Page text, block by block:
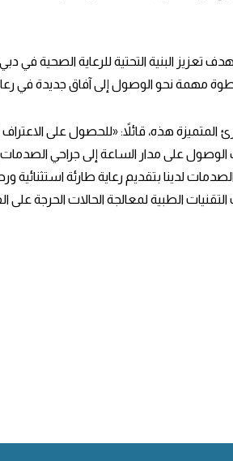
تعزيز البنية التحتية للرعاية الصحية في
مهمة نحو الوصول إلى آفاق جديدة في
هذه، قائلاً: «للحصول على
على مدار الساعة إلى جراحي
لدينا بتقديم رعاية طارئة استثنائية
الطبية لمعالجة الحالات الحرجة على